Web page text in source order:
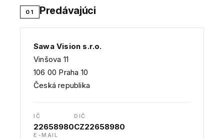
01 Predávajúci
Sawa Vision s.r.o.
Vinšova 11
106 00 Praha 10
Česká republika
IČ
22658980
DIČ
CZ22658980
E-MAIL